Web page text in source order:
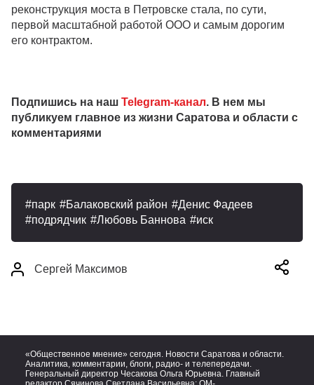
реконструкция моста в Петровске стала, по сути,
первой масштабной работой ООО и самым дорогим
его контрактом.
Подпишись на наш Telegram-канал. В нем мы
публикуем главное из жизни Саратова и области с
комментариями
парк Балаковский район
Денис Фадеев
подрядчик
Любовь Баннова иск
Сергей Максимов
«Общественное мнение» сегодня. Новости Саратова и области.
Аналитика, комментарии, блоги, радио- и телепередачи.
Генеральный директор Чесакова Ольга Юрьевна. Главный